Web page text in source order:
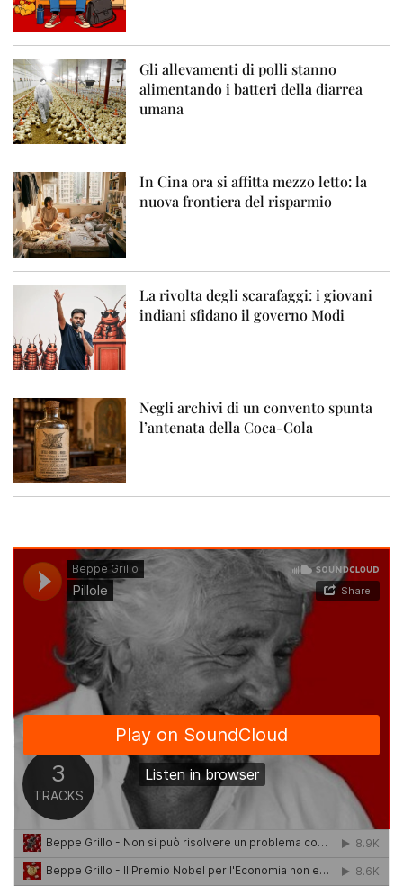
Gli allevamenti di polli stanno
alimentando i batteri della diarrea
umana
In Cina ora si affitta mezzo letto: la
nuova frontiera del risparmio
La rivolta degli scarafaggi: i giovani
indiani sfidano il governo Modi
Negli archivi di un convento spunta
l’antenata della Coca-Cola